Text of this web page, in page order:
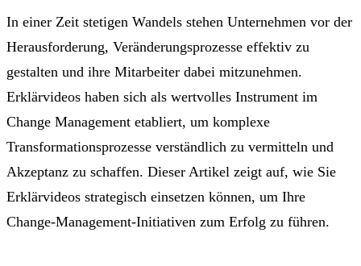
In einer Zeit stetigen Wandels stehen Unternehmen vor der
Herausforderung, Veränderungsprozesse effektiv zu
gestalten und ihre Mitarbeiter dabei mitzunehmen.
Erklärvideos haben sich als wertvolles Instrument im
Change Management etabliert, um komplexe
Transformationsprozesse verständlich zu vermitteln und
Akzeptanz zu schaffen. Dieser Artikel zeigt auf, wie Sie
Erklärvideos strategisch einsetzen können, um Ihre
Change-Management-Initiativen zum Erfolg zu führen.